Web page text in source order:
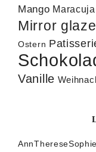
Mango Maracuja
Mirror glaze
Ostern
Vanille
AnnThereseSophie